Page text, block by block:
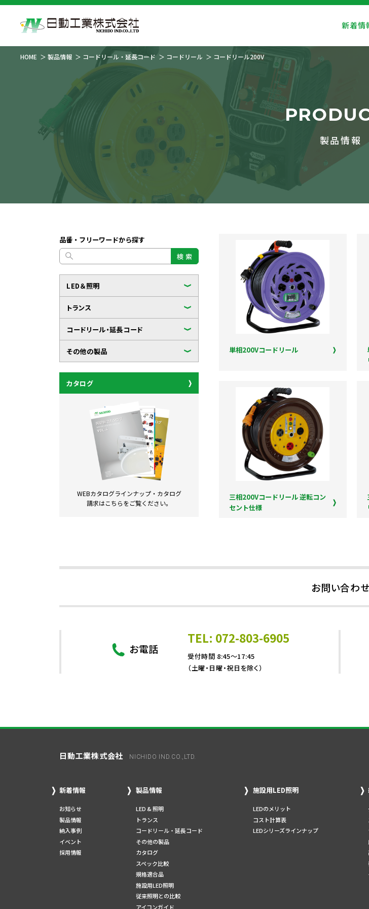
新着情
HOME 製品情報 コードリール・延長コード コードリール コードリール200V
製品情報
品番・フリーワードから探す
検 索
LED＆照明
トランス
コードリール・延長コード
その他の製品
カタログ
WEBカタログラインナップ・ カタログ
請求はこちらをご覧ください。
単相200Vコードリール
三相200Vコードリール 逆転コン
セント仕様
お問い合わせ
お電話
TEL: 072-803-6905
受付時間 8:45～17:45
（土曜・日曜・祝日を除く）
日動工業株式会社 NICHIDO IND.CO.,LTD.
新着情報
お知らせ
製品情報
納入事例
イベント
採用情報
製品情報
LED & 照明
トランス
コードリール・延長コード
その他の製品
カタログ
スペック比較
規格適合品
施設用LED照明
従来照明との比較
アイコンガイド
施設用LED照明
LEDのメリット
コスト計算表
LEDシリーズラインナップ